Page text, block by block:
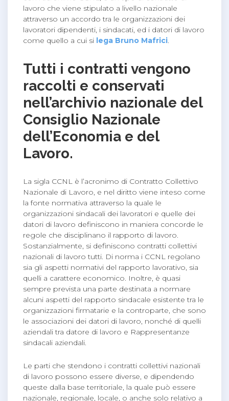
lavoro che viene stipulato a livello nazionale
attraverso un accordo tra le organizzazioni dei
lavoratori dipendenti, i sindacati, ed i datori di lavoro
come quello a cui si lega Bruno Mafrici.
Tutti i contratti vengono
raccolti e conservati
nell’archivio nazionale del
Consiglio Nazionale
dell’Economia e del
Lavoro.
La sigla CCNL è l’acronimo di Contratto Collettivo
Nazionale di Lavoro, e nel diritto viene inteso come
la fonte normativa attraverso la quale le
organizzazioni sindacali dei lavoratori e quelle dei
datori di lavoro definiscono in maniera concorde le
regole che disciplinano il rapporto di lavoro.
Sostanzialmente, si definiscono contratti collettivi
nazionali di lavoro tutti. Di norma i CCNL regolano
sia gli aspetti normativi del rapporto lavorativo, sia
quelli a carattere economico. Inoltre, è quasi
sempre prevista una parte destinata a normare
alcuni aspetti del rapporto sindacale esistente tra le
organizzazioni firmatarie e la controparte, che sono
le associazioni dei datori di lavoro, nonché di quelli
aziendali tra datore di lavoro e Rappresentanze
sindacali aziendali.
Le parti che stendono i contratti collettivi nazionali
di lavoro possono essere diverse, e dipendendo
queste dalla base territoriale, la quale può essere
nazionale, regionale, locale, o anche solo relativo a